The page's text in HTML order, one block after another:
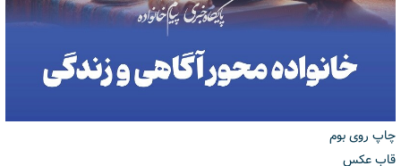
چاپ روی بوم
قاب عکس